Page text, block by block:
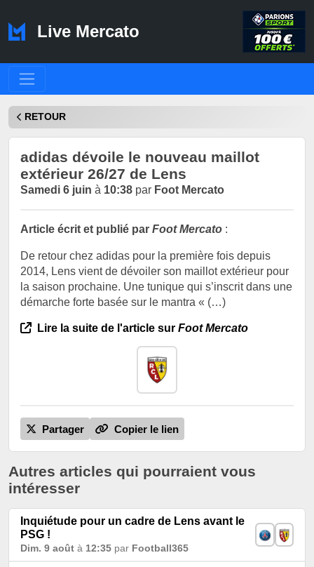
Live Mercato
RETOUR
adidas dévoile le nouveau maillot
extérieur 26/27 de Lens
Samedi 6 juin à 10:38 par Foot Mercato
Article écrit et publié par Foot Mercato :
De retour chez adidas pour la première fois depuis
2014, Lens vient de dévoiler son maillot extérieur pour
la saison prochaine. Une tunique qui s’inscrit dans une
démarche forte basée sur le mantra « (…)
Lire la suite de l'article sur Foot Mercato
Partager Copier le lien
Autres articles qui pourraient vous
intéresser
Inquiétude pour un cadre de Lens avant le
PSG !
Dim. 9 août à 12:35 par Football365